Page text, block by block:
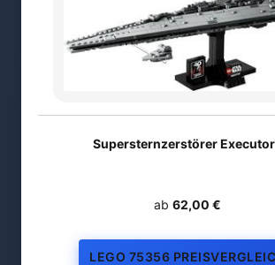
Supersternzerstörer
ab 62,00 €
LEGO 75356